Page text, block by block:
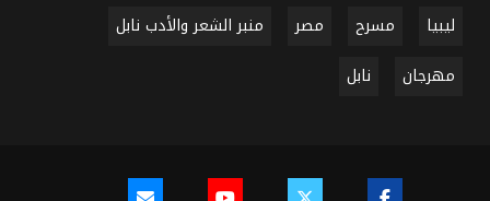
ليبيا
مسرح مصر
منبر الشعر والأدب نابل
مهرجان
نابل